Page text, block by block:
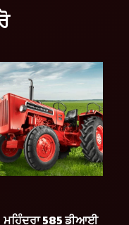
ਮਹਿੰਦਰਾ 585 ਡੀਆਈ